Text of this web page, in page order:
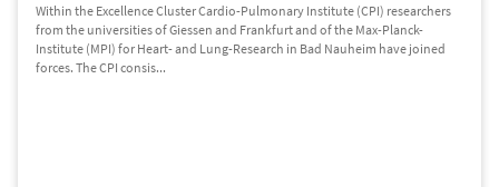
Within the Excellence Cluster Cardio-Pulmonary Institute (CPI) researchers
from the universities of Giessen and Frankfurt and of the Max-Planck-
Institute (MPI) for Heart- and Lung-Research in Bad Nauheim have joined
forces. The CPI consis...